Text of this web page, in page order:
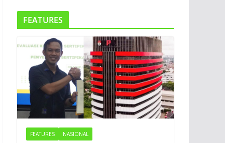
FEATURES
FEATURES NASIONAL